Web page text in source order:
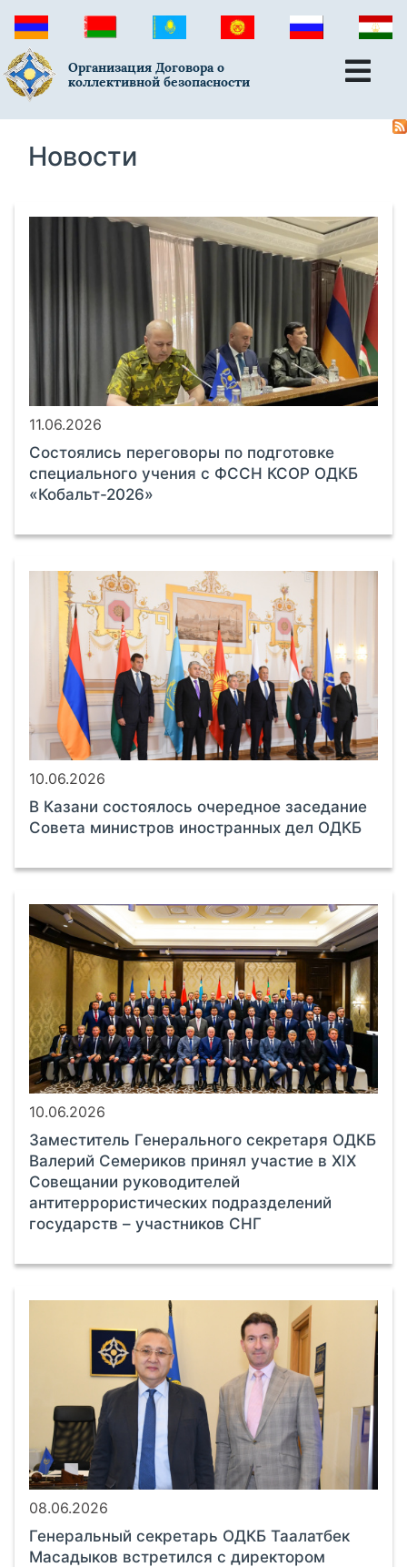
Организация Договора о
коллективной безопасности
Новости
11.06.2026
Состоялись переговоры по подготовке
специального учения с ФССН КСОР ОДКБ
«Кобальт-2026»
10.06.2026
В Казани состоялось очередное заседание
Совета министров иностранных дел ОДКБ
10.06.2026
Заместитель Генерального секретаря ОДКБ
Валерий Семериков принял участие в XIX
Совещании руководителей
антитеррористических подразделений
государств – участников СНГ
08.06.2026
Генеральный секретарь ОДКБ Таалатбек
Масадыков встретился с директором